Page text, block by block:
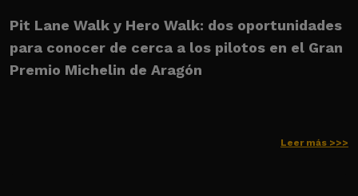
Pit Lane Walk y Hero Walk: dos oportunidades
para conocer de cerca a los pilotos en el Gran
Premio Michelin de Aragón
Leer más >>>